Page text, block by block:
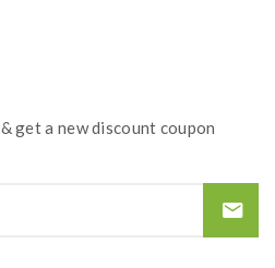
& get a new discount coupon